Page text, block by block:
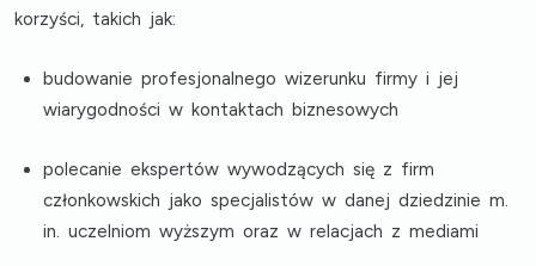
korzyści, takich jak:
budowanie profesjonalnego wizerunku firmy i jej
wiarygodności w kontaktach biznesowych
polecanie ekspertów wywodzących się z firm
członkowskich jako specjalistów w danej dziedzinie m.
in. uczelniom wyższym oraz w relacjach z mediami